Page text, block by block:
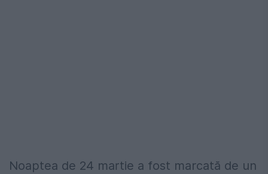
Noaptea de 24 martie a fost marcată de un